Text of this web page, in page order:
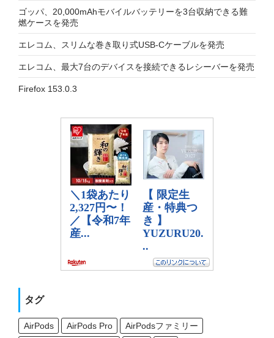
ゴッパ、20,000mAhモバイルバッテリーを3台収納できる難
燃ケースを発売
エレコム、スリムな巻き取り式USB-Cケーブルを発売
エレコム、最大7台のデバイスを接続できるレシーバーを発売
Firefox 153.0.3
タグ
AirPods AirPods Pro
AirPodsファミリー